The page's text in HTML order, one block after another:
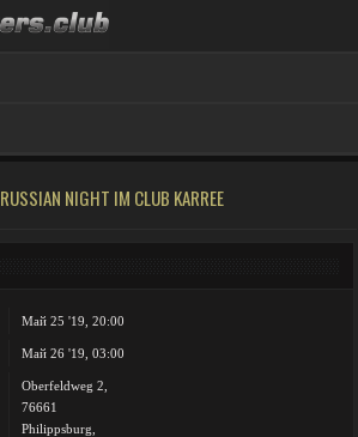
RUSSIAN NIGHT IM CLUB KARREE
Май 25 '19, 20:00
Май 26 '19, 03:00
Oberfeldweg 2,
76661
Philippsburg,